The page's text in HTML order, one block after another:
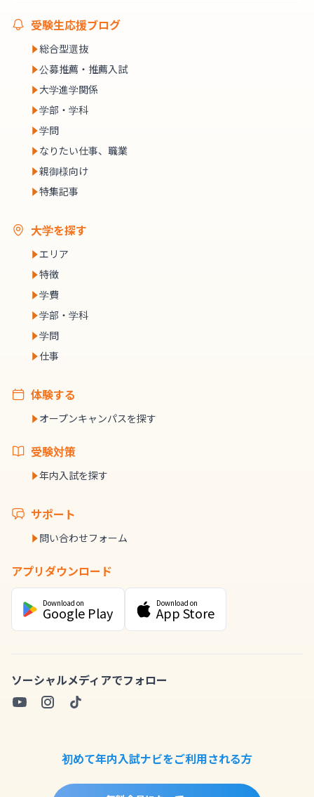
受験生応援ブログ
総合型選抜
公募推薦・推薦入試
大学進学関係
学部・学科
学問
なりたい仕事、職業
親御様向け
特集記事
大学を探す
エリア
特徴
学費
学部・学科
学問
仕事
体験する
オープンキャンパスを探す
受験対策
年内入試を探す
サポート
問い合わせフォーム
アプリダウンロード
Download on
Google Play
Download on
App Store
ソーシャルメディアでフォロー
初めて年内入試ナビをご利用される方